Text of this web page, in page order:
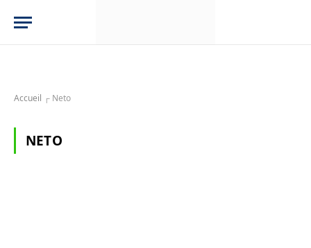
Accueil ┌ Neto
NETO